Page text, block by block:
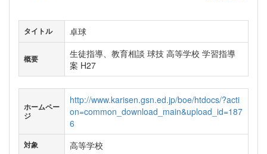
タイトル 卓球
概要
生徒指導、教育相談 球技 高等学校 学習指導
案 H27
ホームペー
ジ
http://www.karisen.gsn.ed.jp/boe/htdocs/?acti
on=common_download_main&upload_id=187
6
対象 高等学校